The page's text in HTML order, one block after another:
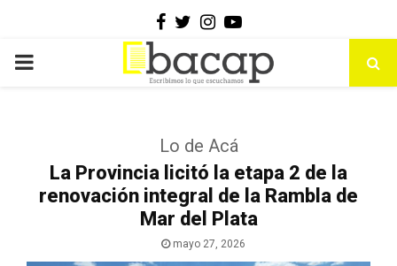
Facebook
Twitter
Instagram
Youtube
PRIMARY
Lo de Acá
La Provincia licitó la etapa 2 de la
renovación integral de la Rambla de
Mar del Plata
mayo 27, 2026